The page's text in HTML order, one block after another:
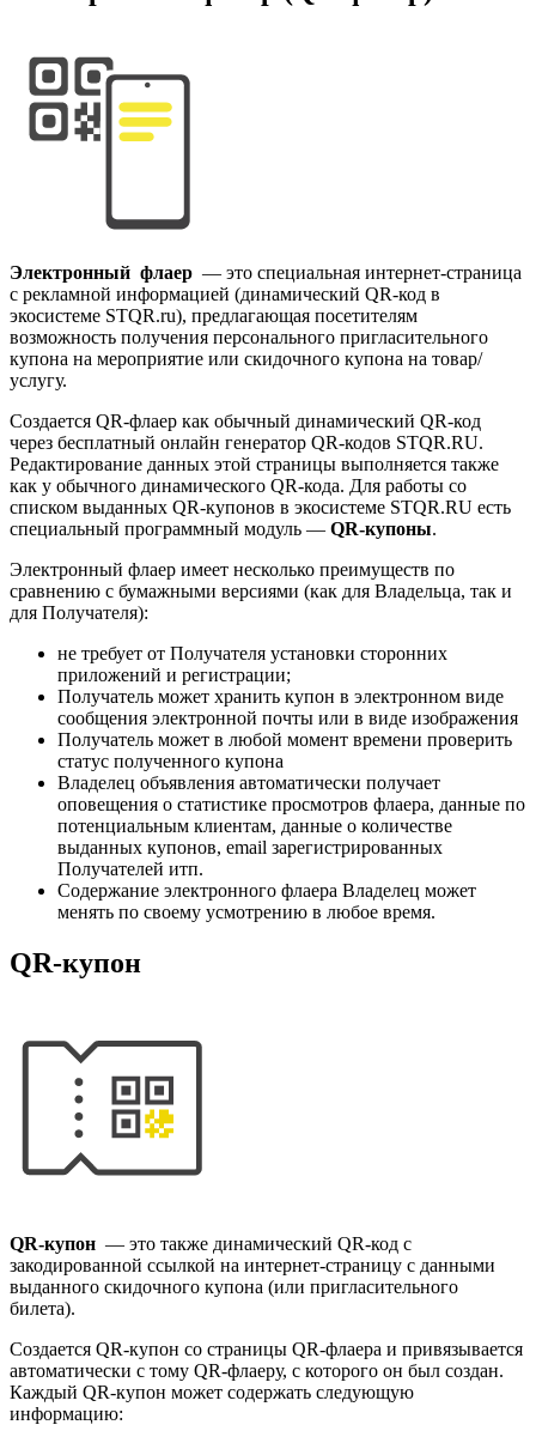
Электронный флаер — это специальная интернет-страница
с рекламной информацией (динамический QR-код в
экосистеме STQR.ru), предлагающая посетителям
возможность получения персонального пригласительного
купона на мероприятие или скидочного купона на товар/
услугу.
Создается QR-флаер как обычный динамический QR-код
через бесплатный онлайн генератор QR-кодов STQR.RU.
Редактирование данных этой страницы выполняется также
как у обычного динамического QR-кода. Для работы со
списком выданных QR-купонов в экосистеме STQR.RU есть
специальный программный модуль — QR-купоны.
Электронный флаер имеет несколько преимуществ по
сравнению с бумажными версиями (как для Владельца, так и
для Получателя):
не требует от Получателя установки сторонних
приложений и регистрации;
Получатель может хранить купон в электронном виде
сообщения электронной почты или в виде изображения
Получатель может в любой момент времени проверить
статус полученного купона
Владелец объявления автоматически получает
оповещения о статистике просмотров флаера, данные по
потенциальным клиентам, данные о количестве
выданных купонов, email зарегистрированных
Получателей итп.
Содержание электронного флаера Владелец может
менять по своему усмотрению в любое время.
QR-купон
QR-купон — это также динамический QR-код с
закодированной ссылкой на интернет-страницу с данными
выданного скидочного купона (или пригласительного
билета).
Создается QR-купон со страницы QR-флаера и привязывается
автоматически с тому QR-флаеру, с которого он был создан.
Каждый QR-купон может содержать следующую
информацию: